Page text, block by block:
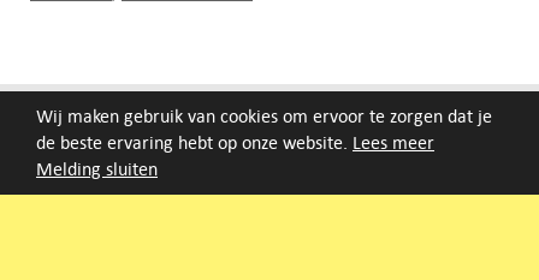
Melding sluiten
Wij maken gebruik van cookies om ervoor te zorgen dat je
de beste ervaring hebt op onze website. Lees meer
FILMAGENDA
Nieuwe films volgen rond half augustus :)